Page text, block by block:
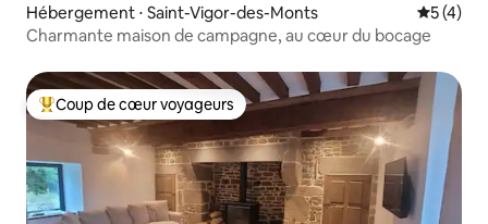
Hébergement ⋅ Saint-Vigor-des-Monts
5 (4)
Charmante maison de campagne, au cœur du bocage
Coups de cœur voyageurs les plus appréciés
Coup de cœur voyageurs